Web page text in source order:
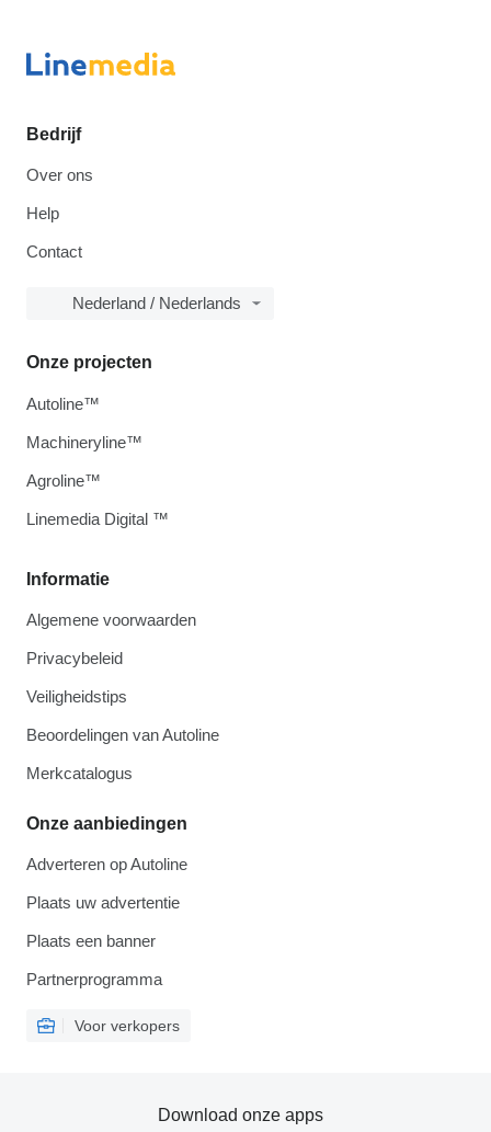
Bedrijf
Over ons
Help
Contact
Nederland / Nederlands
Informatie
Algemene voorwaarden
Privacybeleid
Veiligheidstips
Beoordelingen van Autoline
Merkcatalogus
Onze aanbiedingen
Adverteren op Autoline
Plaats uw advertentie
Plaats een banner
Partnerprogramma
Voor verkopers
Onze projecten
Autoline™
Machineryline™
Agroline™
Linemedia Digital ™
Download onze apps